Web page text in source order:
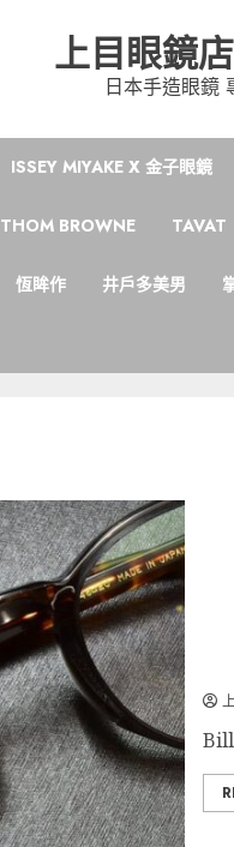
上目眼鏡
日本手造眼鏡
ISSEY MIYAKE X 金子眼鏡
THOM BROWNE TAVAT
恆眸作 井戶多美男